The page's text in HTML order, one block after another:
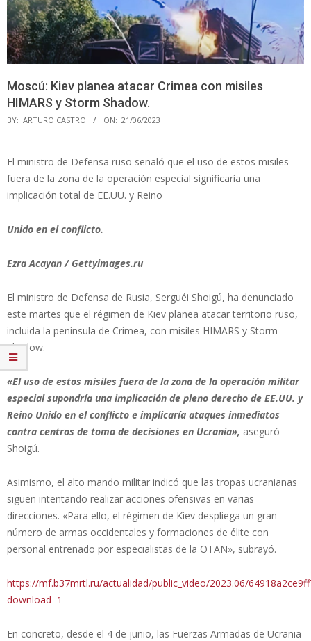
Moscú: Kiev planea atacar Crimea con misiles
HIMARS y Storm Shadow.
BY: ARTURO CASTRO ON: 21/06/2023
El ministro de Defensa ruso señaló que el uso de estos misiles
fuera de la zona de la operación especial significaría una
implicación total de EE.UU. y Reino
Unido en el conflicto.
Ezra Acayan / Gettyimages.ru
El ministro de Defensa de Rusia, Serguéi Shoigú, ha denunciado
este martes que el régimen de Kiev planea atacar territorio ruso,
incluida la península de Crimea, con misiles HIMARS y Storm
Shadow.
«El uso de estos misiles fuera de la zona de la operación militar
especial supondría una implicación de pleno derecho de EE.UU. y
Reino Unido en el conflicto e implicaría ataques inmediatos
contra centros de toma de decisiones en Ucrania», aseguró
Shoigú.
Asimismo, el alto mando militar indicó que las tropas ucranianas
siguen intentando realizar acciones ofensivas en varias
direcciones. «Para ello, el régimen de Kiev despliega un gran
número de armas occidentales y formaciones de élite con
personal entrenado por especialistas de la OTAN», subrayó.
https://mf.b37mrtl.ru/actualidad/public_video/2023.06/
download=1
En concreto, desde el 4 de junio, las Fuerzas Armadas de Ucrania